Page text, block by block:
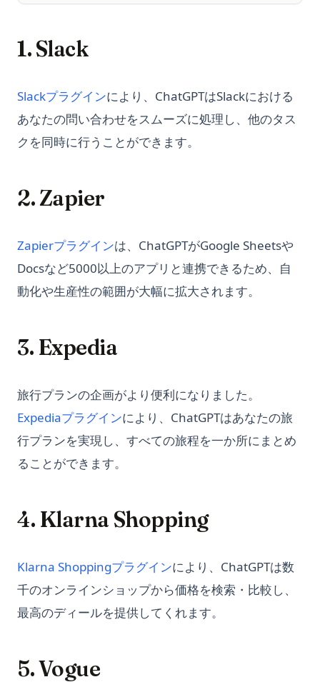
Does ChatGPT Use Tensorflow?
Communication Transcription Tool
Ecoute： OpenAI GPT-3.5 を利用したリアルタイムコミュニケ
ーション転写ツール
FinGPT: Revolutionizing Open-source Finance with Data-
Centric Approach
ンスを革新
Fix 'Conversation Not Found' Error on ChatGPT: the Solution
From Prompt to Codebase: The Power of GPT Engineer
ンツの検出方法を学ぼう
GPT for Technical Vetting: Revolutionizing Recruitment
Automate Tasks
GPT-3 パーソナルアシスタント：生産性向上とタスク自動化
GPT-4は無料ですか？GPT-4について知っておくべきすべてがこ
こにあります
ChatGPT Code Interpreter
プンソースの選択肢を発表
GPT-J: A Comprehensive Guide with Examples
GPT-J: 使用例を含めた広範なガイド
How Fix for 'Conversation Not Found' Error on ChatGPT with
Matplotlibの軸目盛とフォーマッター: 読みやすいスケールを作
る
Matplotlibを使ったインタラクティブプロットの作り方
Matplotlibを使用して複数の折れ線グラフを素早く作成する方
法
Matplotlibスタイルシートを活用し、より魅力的なデータ可視
化を実現する
Matplotlibプロットをファイルに保存：最も簡単な方法
Matplotlib円グラフ：Pythonで円グラフを作成する完全ガイド
Navigating AttributeError: Module 'matplotlib.cbook' has
No Attribute 'Iterable'
PyPlot Figure: A Comprehensive Guide to Matplotlib's
Plotting Library
PyPlot Figure: Matplotlibのプロットライブラリにおける包括
的なガイド
Remove Axes in Matplotlib: A Detailed Guide
Save Matplotlib Plot to File: The Quickest Way
Solving the Issue: 'AttributeError: module 'matplotlib' has
Troubleshooting: 'Module Matplotlib Has No Attribute Plot'
in Python
Source
Unlocking the Power of Matplotlib Stylesheets for
Enhanced Data Visualization
matplotlib is currently using agg というエラーを克服する方
Pandas Merge & Join：SQL風ジョインを正しく使う
Pandas Merge：PythonでDataFrameを結合する完全ガイド
Pandas MultiIndex: Hierarchical Indexing Guide
Pandas MultiIndex: 階層型インデックス徹底ガイド
Excel (Guide)
Pandas Pivot vs Melt: Reshape Data the Right Way
Pandas Pivot vs Melt：データを正しく整形する
Pandas Plot Histogram: Create and Customize Histograms
in Python
Pandas Rankの効果的な使い方
Pandas Read Excel: PythonでExcelファイルをインポートする
Pandas Rename Column: 6 Methods to Rename DataFrame
Columns in Python
Pandas Reorder Columns: 5 Methods to Rearrange
DataFrame Columns
Pandas Rolling Window: Rolling, Expanding, and EWM
Pandas Sort Values: Complete Guide to Sorting DataFrames
in Python
ド
Pandas String Operations: Vectorized Text Cleaning
Pandas Typing: Best Practices for Efficient and
Pandas Unstack：わかりやすく解説
Pandas DataFrameで列を削除する方法
使いこなす
Pandas DataFrameをCSVにエクスポートする方法
Pandasの2つのDataFrameを結合する方法を紹介！
PyPDF2: The Ultimate Python Library for PDF Manipulation
PyTorch の nn.Linear：形状・バイアス・実例
Pylance: The Ultimate Python Language Server Extension
Pylance：Visual Studio Code用の究極のPython言語サーバー
エクステンション
Python *args and **kwargs Explained: The Complete
ーしよう
Python Argparse: コマンドラインインターフェースを正しく作
る
Python Assert Statement: Debug Smarter, Not Harder
Python Assert: もっと賢くデバッグする
Python Binningの明確な説明
Python Circular Import: How to Fix It (With Working
Python Collections Module: Counter, defaultdict, deque,
namedtuple Guide
Python Counter: Count and Tally Elements with
Python Dataclasses: @dataclassデコレータ完全ガイド
グ方法
Streamlitコンポーネントについて知っておくべきすべて
Streamlitチャットボットの構築：クイックスタート
Streamlitファイルアップロード：Pythonでのファイルのアッ
VSCode で Streamlit を使うための完全ガイド
Here's How:
What Is Streamlit Caching? st.cache_data vs
st.cache_resource
[Streamlit Tutorial] Quickly Create Interactive Data
[Streamlitチュートリアル] インタラクティブなデータビジュア
ライズを迅速に作成する
[解説] Streamlit Selectbox: 使用方法、パラメータ、例
ステップバイステップガイド：効果的なWebアプリケーション
のためのStreamlitとSnowflakeの接続
基本を超えて：Streamlit ボタン完全ガイド
1. Slack
Slackプラグイン(opens in a new tab)
により、ChatGPTはSlackにおける
あなたの問い合わせをスムーズに処理し、他のタス
クを同時に行うことができます。
2. Zapier
Zapierプラグイン(opens in a new tab)
は、ChatGPTがGoogle Sheetsや
Docsなど5000以上のアプリと連携できるため、自
動化や生産性の範囲が大幅に拡大されます。
3. Expedia
旅行プランの企画がより便利になりました。
Expediaプラグイン(opens in a new tab)
により、ChatGPTはあなたの旅
行プランを実現し、すべての旅程を一か所にまとめ
ることができます。
4. Klarna Shopping
Klarna Shoppingプラグイン(opens in a new tab)
により、ChatGPTは数
千のオンラインショップから価格を検索・比較し、
最高のディールを提供してくれます。
5. Vogue